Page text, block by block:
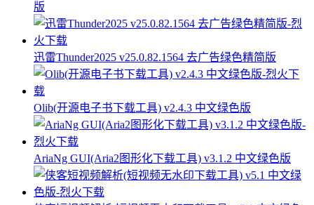
版
迅雷Thunder2025 v25.0.82.1564 去广告绿色精简版
Olib(开源电子书下载工具) v2.4.3 中文绿色版
AriaNg GUI(Aria2图形化下载工具) v3.1.2 中文绿色版